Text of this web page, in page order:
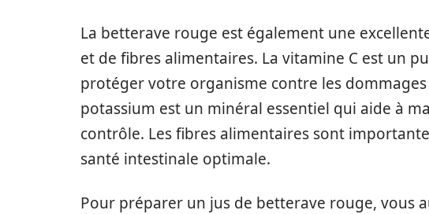
La betterave rouge est également une
et de fibres alimentaires. La vitamine C est un
protéger votre organisme contre les
potassium est un minéral essentiel qui aide à
contrôle. Les fibres alimentaires sont
santé intestinale optimale.
Pour préparer un jus de betterave rouge, vous